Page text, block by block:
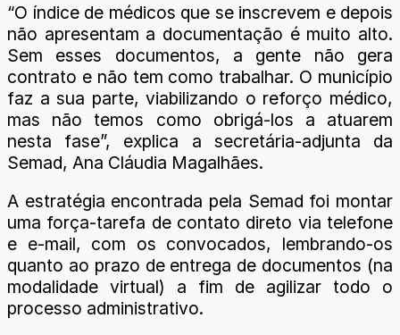
“O índice de médicos que se inscrevem e depois
não apresentam a documentação é muito alto.
Sem esses documentos, a gente não gera
contrato e não tem como trabalhar. O município
faz a sua parte, viabilizando o reforço médico,
mas não temos como obrigá-los a atuarem
nesta fase”, explica a secretária-adjunta da
Semad, Ana Cláudia Magalhães.
A estratégia encontrada pela Semad foi montar
uma força-tarefa de contato direto via telefone
e e-mail, com os convocados, lembrando-os
quanto ao prazo de entrega de documentos (na
modalidade virtual) a fim de agilizar todo o
processo administrativo.